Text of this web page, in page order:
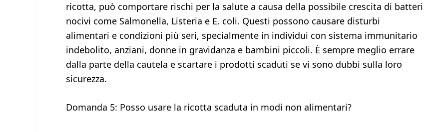
ricotta, può comportare rischi per la salute a causa della possibile crescita di batteri
nocivi come Salmonella, Listeria e E. coli. Questi possono causare disturbi
alimentari e condizioni più seri, specialmente in individui con sistema immunitario
indebolito, anziani, donne in gravidanza e bambini piccoli. È sempre meglio errare
dalla parte della cautela e scartare i prodotti scaduti se vi sono dubbi sulla loro
sicurezza.
Domanda 5: Posso usare la ricotta scaduta in modi non alimentari?